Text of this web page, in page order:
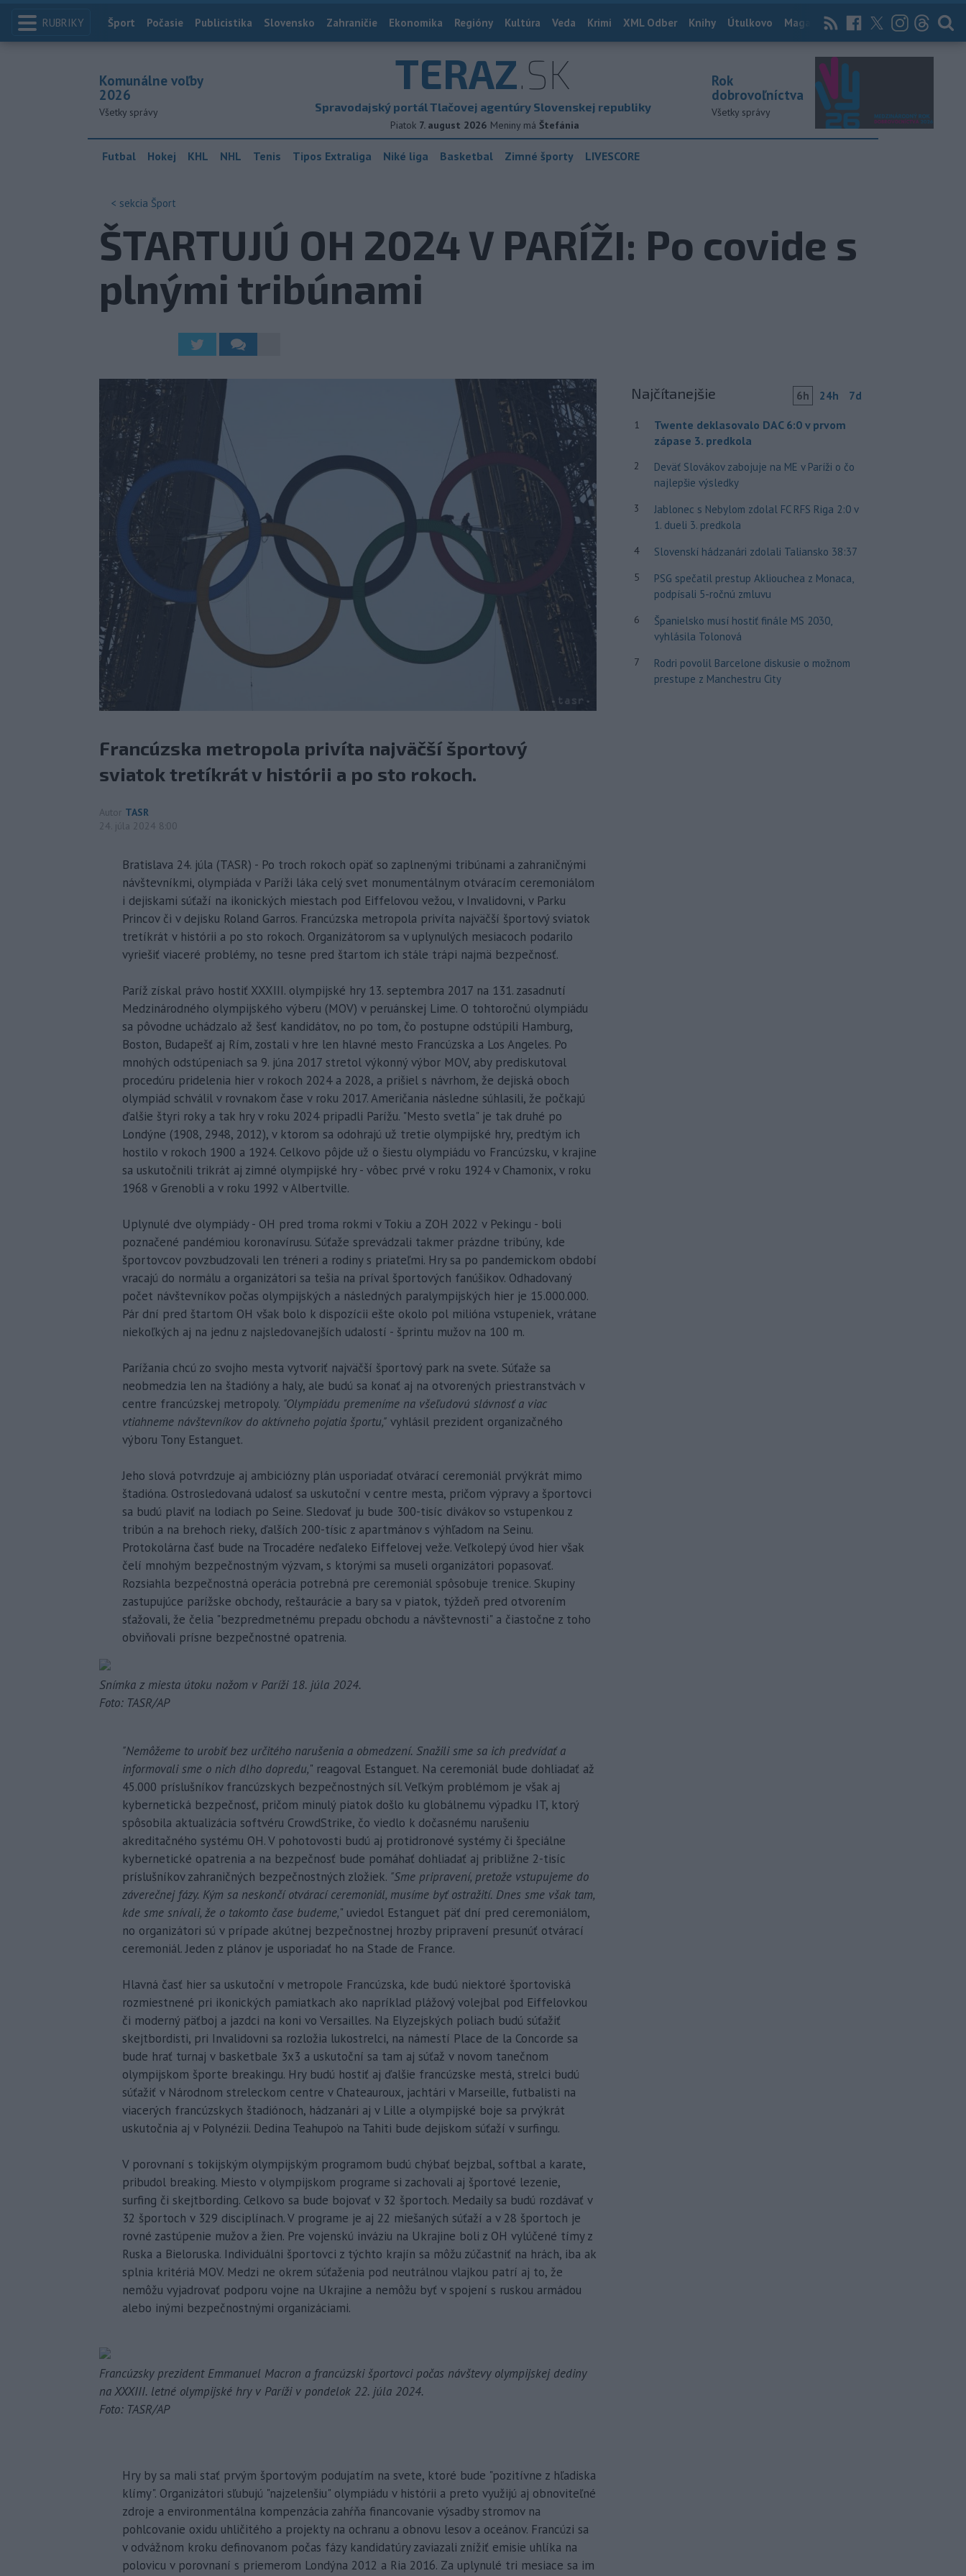
RUBRIKY Index
Šport Počasie Publicistika Slovensko Zahraničie Ekonomika Regióny Kultúra Veda Krimi XML Odber Knihy Útulkovo Magazín News Now Archív
TERAZ.SK
Spravodajský portál Tlačovej agentúry Slovenskej republiky
Piatok 7. august 2026 Meniny má Štefánia
Komunálne voľby
2026
Všetky správy
Rok
dobrovoľníctva
Všetky správy
Futbal Hokej KHL NHL Tenis Tipos Extraliga Niké liga Basketbal Zimné športy LIVESCORE
< sekcia Šport
ŠTARTUJÚ OH 2024 V PARÍŽI: Po covide s
plnými tribúnami
Francúzska metropola privíta najväčší športový
sviatok tretíkrát v histórii a po sto rokoch.
Autor TASR
24. júla 2024 8:00
Bratislava 24. júla (TASR) - Po troch rokoch opäť so zaplnenými tribúnami a zahraničnými
návštevníkmi, olympiáda v Paríži láka celý svet monumentálnym otváracím ceremoniálom
i dejiskami súťaží na ikonických miestach pod Eiffelovou vežou, v Invalidovni, v Parku
Princov či v dejisku Roland Garros. Francúzska metropola privíta najväčší športový sviatok
tretíkrát v histórii a po sto rokoch. Organizátorom sa v uplynulých mesiacoch podarilo
vyriešiť viaceré problémy, no tesne pred štartom ich stále trápi najmä bezpečnosť.
Paríž získal právo hostiť XXXIII. olympijské hry 13. septembra 2017 na 131. zasadnutí
Medzinárodného olympijského výberu (MOV) v peruánskej Lime. O tohtoročnú olympiádu
sa pôvodne uchádzalo až šesť kandidátov, no po tom, čo postupne odstúpili Hamburg,
Boston, Budapešť aj Rím, zostali v hre len hlavné mesto Francúzska a Los Angeles. Po
mnohých odstúpeniach sa 9. júna 2017 stretol výkonný výbor MOV, aby prediskutoval
procedúru pridelenia hier v rokoch 2024 a 2028, a prišiel s návrhom, že dejiská oboch
olympiád schválil v rovnakom čase v roku 2017. Američania následne súhlasili, že počkajú
ďalšie štyri roky a tak hry v roku 2024 pripadli Parížu. "Mesto svetla" je tak druhé po
Londýne (1908, 2948, 2012), v ktorom sa odohrajú už tretie olympijské hry, predtým ich
hostilo v rokoch 1900 a 1924. Celkovo pôjde už o šiestu olympiádu vo Francúzsku, v krajine
sa uskutočnili trikrát aj zimné olympijské hry - vôbec prvé v roku 1924 v Chamonix, v roku
1968 v Grenobli a v roku 1992 v Albertville.
Uplynulé dve olympiády - OH pred troma rokmi v Tokiu a ZOH 2022 v Pekingu - boli
poznačené pandémiou koronavírusu. Súťaže sprevádzali takmer prázdne tribúny, kde
športovcov povzbudzovali len tréneri a rodiny s priateľmi. Hry sa po pandemickom období
vracajú do normálu a organizátori sa tešia na príval športových fanúšikov. Odhadovaný
počet návštevníkov počas olympijských a následných paralympijských hier je 15.000.000.
Pár dní pred štartom OH však bolo k dispozícii ešte okolo pol milióna vstupeniek, vrátane
niekoľkých aj na jednu z najsledovanejších udalostí - šprintu mužov na 100 m.
Parížania chcú zo svojho mesta vytvoriť najväčší športový park na svete. Súťaže sa
neobmedzia len na štadióny a haly, ale budú sa konať aj na otvorených priestranstvách v
centre francúzskej metropoly. "Olympiádu premeníme na všeľudovú slávnosť a viac
vtiahneme návštevníkov do aktívneho pojatia športu," vyhlásil prezident organizačného
výboru Tony Estanguet.
Jeho slová potvrdzuje aj ambiciózny plán usporiadať otvárací ceremoniál prvýkrát mimo
štadióna. Ostrosledovaná udalosť sa uskutoční v centre mesta, pričom výpravy a športovci
sa budú plaviť na lodiach po Seine. Sledovať ju bude 300-tisíc divákov so vstupenkou z
tribún a na brehoch rieky, ďalších 200-tísic z apartmánov s výhľadom na Seinu.
Protokolárna časť bude na Trocadére neďaleko Eiffelovej veže. Veľkolepý úvod hier však
čelí mnohým bezpečnostným výzvam, s ktorými sa museli organizátori popasovať.
Rozsiahla bezpečnostná operácia potrebná pre ceremoniál spôsobuje trenice. Skupiny
zastupujúce parížske obchody, reštaurácie a bary sa v piatok, týždeň pred otvorením
sťažovali, že čelia "bezpredmetnému prepadu obchodu a návštevnosti" a čiastočne z toho
obviňovali prísne bezpečnostné opatrenia.
Snímka z miesta útoku nožom v Paríži 18. júla 2024.
Foto: TASR/AP
"Nemôžeme to urobiť bez určitého narušenia a obmedzení. Snažili sme sa ich predvídať a
informovali sme o nich dlho dopredu," reagoval Estanguet. Na ceremoniál bude dohliadať až
45.000 príslušníkov francúzskych bezpečnostných síl. Veľkým problémom je však aj
kybernetická bezpečnosť, pričom minulý piatok došlo ku globálnemu výpadku IT, ktorý
spôsobila aktualizácia softvéru CrowdStrike, čo viedlo k dočasnému narušeniu
akreditačného systému OH. V pohotovosti budú aj protidronové systémy či špeciálne
kybernetické opatrenia a na bezpečnosť bude pomáhať dohliadať aj približne 2-tisíc
príslušníkov zahraničných bezpečnostných zložiek. "Sme pripravení, pretože vstupujeme do
záverečnej fázy. Kým sa neskončí otvárací ceremoniál, musíme byť ostražití. Dnes sme však tam,
kde sme snívali, že o takomto čase budeme," uviedol Estanguet päť dní pred ceremoniálom,
no organizátori sú v prípade akútnej bezpečnostnej hrozby pripravení presunúť otvárací
ceremoniál. Jeden z plánov je usporiadať ho na Stade de France.
Hlavná časť hier sa uskutoční v metropole Francúzska, kde budú niektoré športoviská
rozmiestnené pri ikonických pamiatkach ako napríklad plážový volejbal pod Eiffelovkou
či moderný päťboj a jazdci na koni vo Versailles. Na Elyzejských poliach budú súťažiť
skejtbordisti, pri Invalidovni sa rozložia lukostrelci, na námestí Place de la Concorde sa
bude hrať turnaj v basketbale 3x3 a uskutoční sa tam aj súťaž v novom tanečnom
olympijskom športe breakingu. Hry budú hostiť aj ďalšie francúzske mestá, strelci budú
súťažiť v Národnom streleckom centre v Chateauroux, jachtári v Marseille, futbalisti na
viacerých francúzskych štadiónoch, hádzanári aj v Lille a olympijské boje sa prvýkrát
uskutočnia aj v Polynézii. Dedina Teahupo’o na Tahiti bude dejiskom súťaží v surfingu.
V porovnaní s tokijským olympijským programom budú chýbať bejzbal, softbal a karate,
pribudol breaking. Miesto v olympijskom programe si zachovali aj športové lezenie,
surfing či skejtbording. Celkovo sa bude bojovať v 32 športoch. Medaily sa budú rozdávať v
32 športoch v 329 disciplínach. V programe je aj 22 miešaných súťaží a v 28 športoch je
rovné zastúpenie mužov a žien. Pre vojenskú inváziu na Ukrajine boli z OH vylúčené tímy z
Ruska a Bieloruska. Individuálni športovci z týchto krajín sa môžu zúčastniť na hrách, iba ak
splnia kritériá MOV. Medzi ne okrem súťaženia pod neutrálnou vlajkou patrí aj to, že
nemôžu vyjadrovať podporu vojne na Ukrajine a nemôžu byť v spojení s ruskou armádou
alebo inými bezpečnostnými organizáciami.
Francúzsky prezident Emmanuel Macron a francúzski športovci počas návštevy olympijskej dediny
na XXXIII. letné olympijské hry v Paríži v pondelok 22. júla 2024.
Foto: TASR/AP
Hry by sa mali stať prvým športovým podujatím na svete, ktoré bude "pozitívne z hľadiska
klímy". Organizátori sľubujú "najzelenšiu" olympiádu v histórii a preto využijú aj obnoviteľné
zdroje a environmentálna kompenzácia zahŕňa financovanie výsadby stromov na
pohlcovanie oxidu uhličitého a projekty na ochranu a obnovu lesov a oceánov. Francúzi sa
v odvážnom kroku definovanom počas fázy kandidatúry zaviazali znížiť emisie uhlíka na
polovicu v porovnaní s priemerom Londýna 2012 a Ria 2016. Za uplynulé tri mesiace sa im
Najčítanejšie 6h 24h 7d
1
Twente deklasovalo DAC 6:0 v prvom
zápase 3. predkola
2
Deväť Slovákov zabojuje na ME v Paríži o čo
najlepšie výsledky
3
Jablonec s Nebylom zdolal FC RFS Riga 2:0 v
1. dueli 3. predkola
4 Slovenskí hádzanári zdolali Taliansko 38:37
5
PSG spečatil prestup Akliouchea z Monaca,
podpísali 5-ročnú zmluvu
6
Španielsko musí hostiť finále MS 2030,
vyhlásila Tolonová
7
Rodri povolil Barcelone diskusie o možnom
prestupe z Manchestru City